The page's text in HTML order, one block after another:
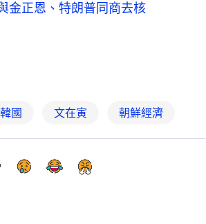
正恩、特朗普同商去核
韓國 文在寅 朝鮮經濟